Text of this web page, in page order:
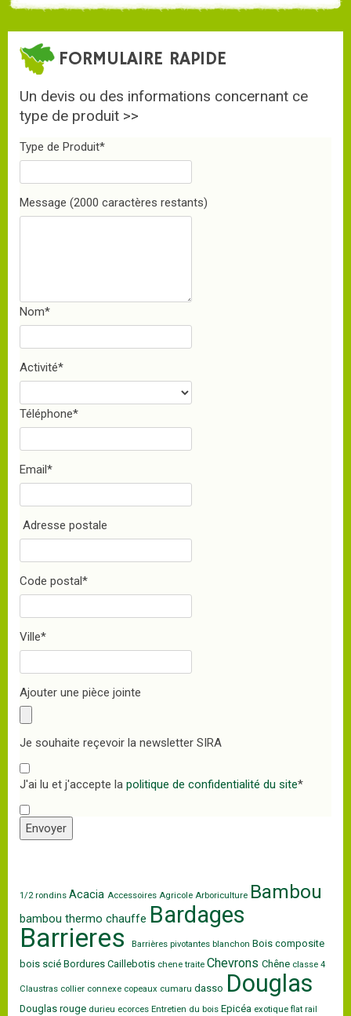
FORMULAIRE RAPIDE
Un devis ou des informations concernant ce
type de produit >>
Type de Produit*
Message (2000 caractères restants)
Nom*
Activité*
Téléphone*
Email *
Adresse postale
Code postal*
Ville*
Ajouter une pièce jointe
Je souhaite reçevoir la newsletter SIRA
J'ai lu et j'accepte la politique de confidentialité du site*
Envoyer
1/2 rondins Acacia Accessoires Agricole Arboriculture Bambou
bambou thermo chauffe Bardages
Barrieres Barrières pivotantes blanchon Bois composite
bois scié Bordures Caillebotis chene traite Chevrons Chêne classe 4
Claustras collier connexe copeaux cumaru dasso Douglas
Douglas rouge durieu ecorces Entretien du bois Epicéa exotique flat rail